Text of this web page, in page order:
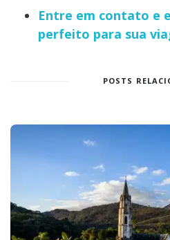
Entre em contato e
perfeito para sua
POSTS